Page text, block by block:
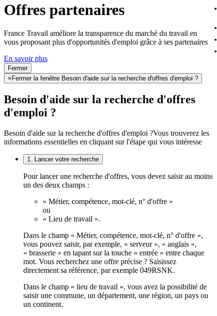
Offres partenaires
France Travail améliore la transparence du marché du travail en
vous proposant plus d'opportunités d'emploi grâce à ses partenaires
En savoir plus
Fermer
× Fermer la fenêtre Besoin d'aide sur la recherche d'offres d'emploi ?
Besoin d'aide sur la recherche d'offres
d'emploi ?
Besoin d'aide sur la recherche d'offres d'emploi ?Vous trouverez les
informations essentielles en cliquant sur l'étape qui vous intéresse
1. Lancer votre recherche
Pour lancer une recherche d'offres, vous devez saisir au moins
un des deux champs :
« Métier, compétence, mot-clé, n° d'offre »
ou
« Lieu de travail ».
Dans le champ « Métier, compétence, mot-clé, n° d'offre »,
vous pouvez saisir, par exemple, « serveur », « anglais »,
« brasserie » en tapant sur la touche « entrée » entre chaque
mot. Vous recherchez une offre précise ? Saisissez
directement sa référence, par exemple 049RSNK.
Dans le champ « lieu de travail », vous avez la possibilité de
saisir une commune, un département, une région, un pays ou
un continent.